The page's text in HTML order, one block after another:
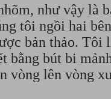
như vậy là
tôi ngồi hai
bản thảo. Tôi
bằng bút bi
vòng lên vòng